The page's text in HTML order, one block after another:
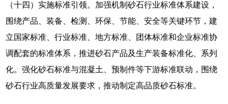
（十四）实施标准引领。加强机制砂石行业标准体系建设，
围绕产品、装备、检测、环保、节能、安全等关键环节，建
立国家标准、行业标准、地方标准、团体标准和企业标准协
调配套的标准体系，推进砂石产品及生产装备标准化、系列
化。强化砂石标准与混凝土、预制件等下游标准联动，围绕
砂石行业高质量发展要求，推动制定高品质砂石标准。